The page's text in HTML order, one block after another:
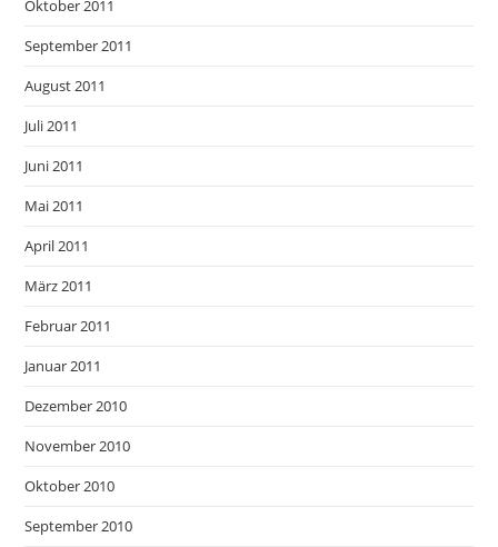
Oktober 2011
September 2011
August 2011
Juli 2011
Juni 2011
Mai 2011
April 2011
März 2011
Februar 2011
Januar 2011
Dezember 2010
November 2010
Oktober 2010
September 2010